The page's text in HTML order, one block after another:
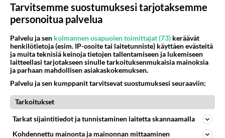
Anonyymi00011
2025-12-15 11:00:03
Ei se ole ostajan tehtävä joutua töihin myyjän
laiminlyöntien/ ahneuden / virheellisen
mainonnan takia, kun on maksanut tuotteesta
täyden hinnan!
Hedelmien kypsyttämöthän ovat Etelä-
Ruotsissa, Onko pelkkää häikäilemätönhä
ahneutta, kun tuotteet myydään ennenkuin ne
ovat myyntikunnossa? Kuten banaanitkin-
Tarvitsemme suostumuksesi tarjotaksemme
personoitua palvelua
Palvelu ja sen kolmannen osapuolen toimittajat (73) keräävät
henkilötietoja (esim. IP-osoite tai laitetunniste) käyttäen evästeitä
ja muita teknisiä keinoja tietojen tallentamiseen ja lukemiseen
laitteellasi tarjotakseen sinulle tarkoituksenmukaisia mainoksia
ja parhaan mahdollisen asiakaskokemuksen.
Palvelu ja sen kumppanit tarvitsevat suostumuksesi seuraaviin:
Tarkoitukset
Tarkat sijaintitiedot ja tunnistaminen laitetta skannaamalla
Kohdennettu mainonta ja mainonnan mittaaminen